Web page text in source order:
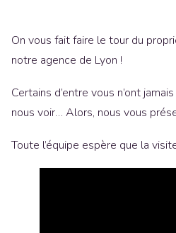
On vous fait faire le tour du
notre agence de Lyon !
Certains d’entre vous n’ont
nous voir… Alors, nous vous
Toute l’équipe espère que la